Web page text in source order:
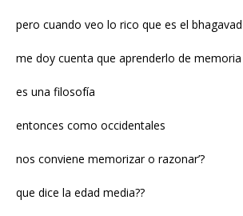
pero cuando veo lo rico que es el
me doy cuenta que aprenderlo de
es una filosofía
entonces como occidentales
nos conviene memorizar o razonar’?
que dice la edad media??